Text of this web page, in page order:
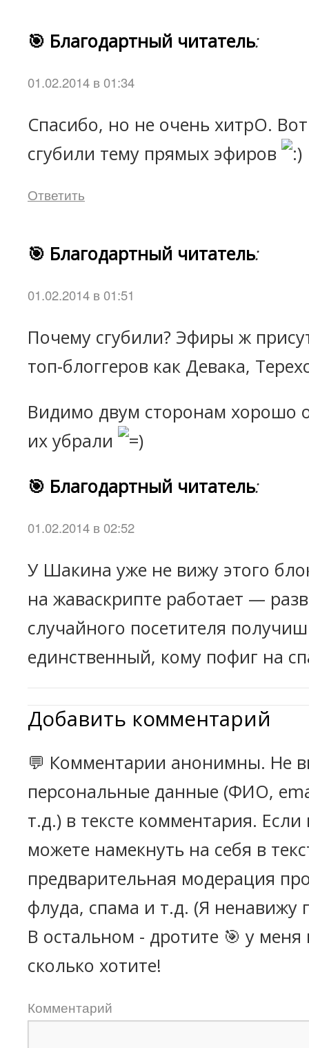
🎯 Благодартный читатель:
01.02.2014 в 01:34
Спасибо, но не очень хитрО.
сгубили тему прямых эфиров
Ответить
🎯 Благодартный читатель:
01.02.2014 в 01:51
Почему сгубили? Эфиры ж
топ-блоггеров как Девака,
Видимо двум сторонам хорошо
их убрали
🎯 Благодартный читатель:
01.02.2014 в 02:52
У Шакина уже не вижу этого
на жаваскрипте работает —
случайного посетителя
единственный, кому пофиг на
Добавить комментарий
💬 Комментарии анонимны. Не
персональные данные (ФИО,
т.д.) в тексте комментария.
можете намекнуть на себя в
предварительная модерация
флуда, спама и т.д. (Я ненавижу
В остальном - дротите 🎯 у
сколько хотите!
Комментарий